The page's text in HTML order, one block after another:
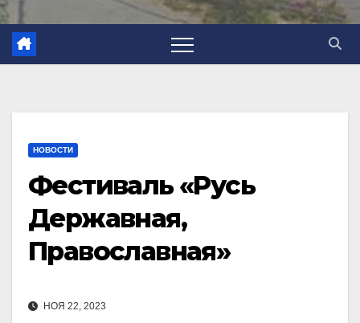
НОВОСТИ
Фестиваль «Русь
Державная,
Православная»
НОЯ 22, 2023